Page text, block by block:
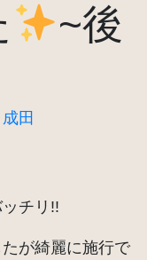
~後
田
チリ!!
が綺麗に施行で